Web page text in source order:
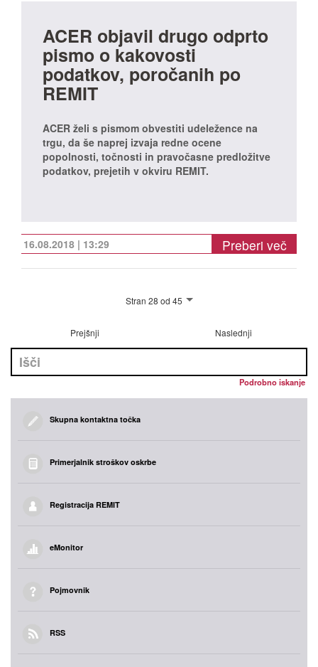
ACER objavil drugo odprto
pismo o kakovosti
podatkov, poročanih po
REMIT
ACER želi s pismom obvestiti udeležence na
trgu, da še naprej izvaja redne ocene
popolnosti, točnosti in pravočasne predložitve
podatkov, prejetih v okviru REMIT.
16.08.2018 | 13:29 Preberi več
Stran 28 od 45
Prejšnji Naslednji
Podrobno iskanje
Skupna kontaktna točka
Primerjalnik stroškov oskrbe
Registracija REMIT
eMonitor
Pojmovnik
RSS